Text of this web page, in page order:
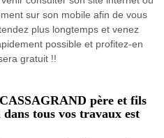
sur son mobile afin de vous
plus longtemps et venez
possible et profitez-en
gratuit !!
père et fils
tous vos travaux est